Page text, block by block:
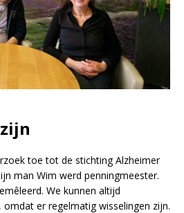
toe tot de stichting Alzheimer
man Wim werd penningmeester.
We kunnen altijd
er regelmatig wisselingen zijn.